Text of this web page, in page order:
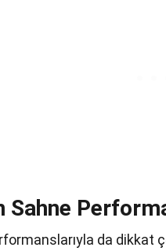
Sahne
da dikkat